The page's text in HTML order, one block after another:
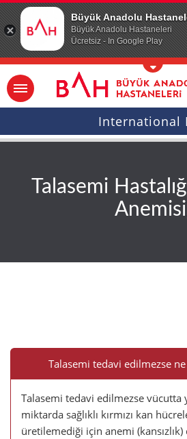
Büyük Anadolu
Büyük Anadolu Hastaneleri
Ücretsiz - In Google Play
Ana icerige atla
International
Talasemi
Talasemi tedavi edilmezse
Talasemi tedavi edilmezse vücutta
miktarda sağlıklı kırmızı kan
üretilemediği için anemi